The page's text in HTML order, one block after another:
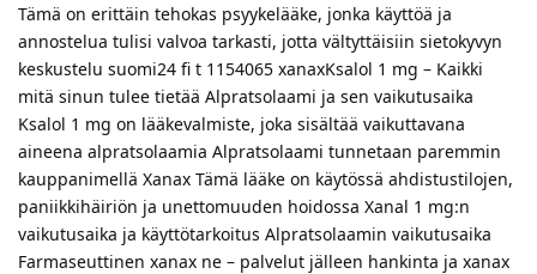
Tämä on erittäin tehokas psyykelääke, jonka käyttöä ja
annostelua tulisi valvoa tarkasti, jotta vältyttäisiin sietokyvyn
keskustelu suomi24 fi t 1154065 xanaxKsalol 1 mg – Kaikki
mitä sinun tulee tietää Alpratsolaami ja sen vaikutusaika
Ksalol 1 mg on lääkevalmiste, joka sisältää vaikuttavana
aineena alpratsolaamia Alpratsolaami tunnetaan paremmin
kauppanimellä Xanax Tämä lääke on käytössä ahdistustilojen,
paniikkihäiriön ja unettomuuden hoidossa Xanal 1 mg:n
vaikutusaika ja käyttötarkoitus Alpratsolaamin vaikutusaika
Farmaseuttinen xanax ne – palvelut jälleen hankinta ja xanax